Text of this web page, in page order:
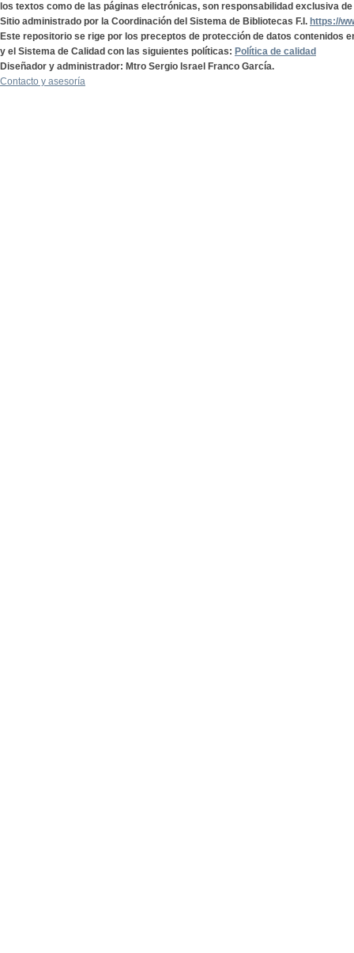
los textos como de las páginas electrónicas, son responsabilidad exclusiva
Sitio administrado por la Coordinación del Sistema de Bibliotecas F.I. https://
Este repositorio se rige por los preceptos de protección de datos contenidos
y el Sistema de Calidad con las siguientes políticas: Política de calidad
Diseñador y administrador: Mtro Sergio Israel Franco García.
Contacto y asesoría